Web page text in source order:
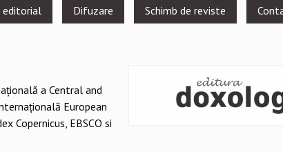
editorial Difuzare Schimb de reviste
a Central and
European
Copernicus, EBSCO si